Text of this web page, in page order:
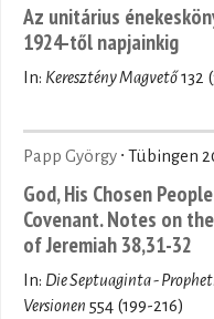
Az unitárius
1924-től napjainkig
In: Keresztény Magvető132
Papp György ∙ Tübingen
God, His Chosen
Covenant. Notes on
of Jeremiah 38,31-32
In: Die Septuaginta -
Versionen 554 (199-216)